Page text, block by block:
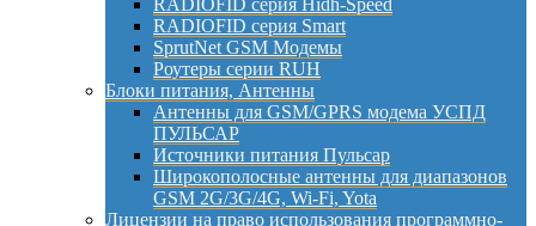
RADIOFID серия Hidh-Speed
RADIOFID серия Smart
SprutNet GSM Модемы
Роутеры серии RUH
Блоки питания, Антенны
Антенны для GSM/GPRS модема УСПД
ПУЛЬСАР
Источники питания Пульсар
Широкополосные антенны для диапазонов
GSM 2G/3G/4G, Wi-Fi, Yota
Лицензии на право использования программно-